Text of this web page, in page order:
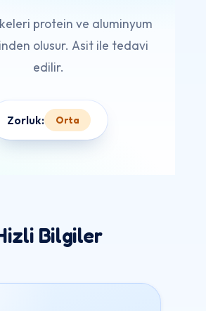
protein ve aluminyum
olusur. Asit ile tedavi
edilir.
Zorluk: Orta
Bilgiler